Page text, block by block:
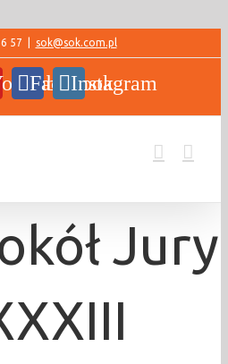
57 sok@sok.com.pl
FacebookInstagram
Jury